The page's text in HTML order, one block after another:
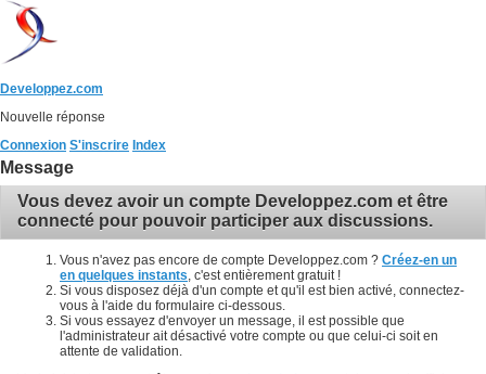
Developpez.com
Nouvelle réponse
Connexion S'inscrire Index
Message
Vous devez avoir un compte Developpez.com et être
connecté pour pouvoir participer aux discussions.
Vous n'avez pas encore de compte Developpez.com ? Créez-en un
en quelques instants , c'est entièrement gratuit !
Si vous disposez déjà d'un compte et qu'il est bien activé, connectez-
vous à l'aide du formulaire ci-dessous.
Si vous essayez d'envoyer un message, il est possible que
l'administrateur ait désactivé votre compte ou que celui-ci soit en
attente de validation.